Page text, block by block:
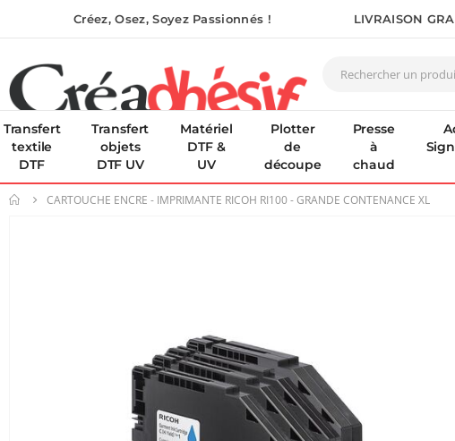
Créez, Osez, Soyez Passionnés ! LIVRAISON
Transfert
textile
DTF
Transfert
objets
DTF UV
Matériel
DTF &
UV
Plotter
de
découpe
Presse
à
chaud
CARTOUCHE ENCRE - IMPRIMANTE RICOH RI100 - GRANDE CONTENANCE XL